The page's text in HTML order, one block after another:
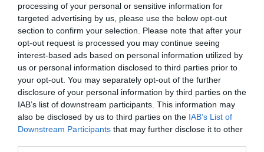
processing of your personal or sensitive information for
targeted advertising by us, please use the below opt-out
section to confirm your selection. Please note that after your
opt-out request is processed you may continue seeing
interest-based ads based on personal information utilized by
us or personal information disclosed to third parties prior to
your opt-out. You may separately opt-out of the further
disclosure of your personal information by third parties on the
IAB’s list of downstream participants. This information may
also be disclosed by us to third parties on the IAB’s List of
Downstream Participants that may further disclose it to other
ΑΘΛΗΤΙΚΑ